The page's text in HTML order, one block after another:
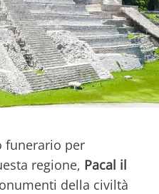
funerario per
regione, Pacal il
della civiltà